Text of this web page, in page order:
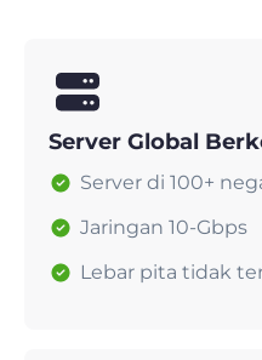
Server Global
Server di 100+
Jaringan 10-Gbps
Lebar pita tidak